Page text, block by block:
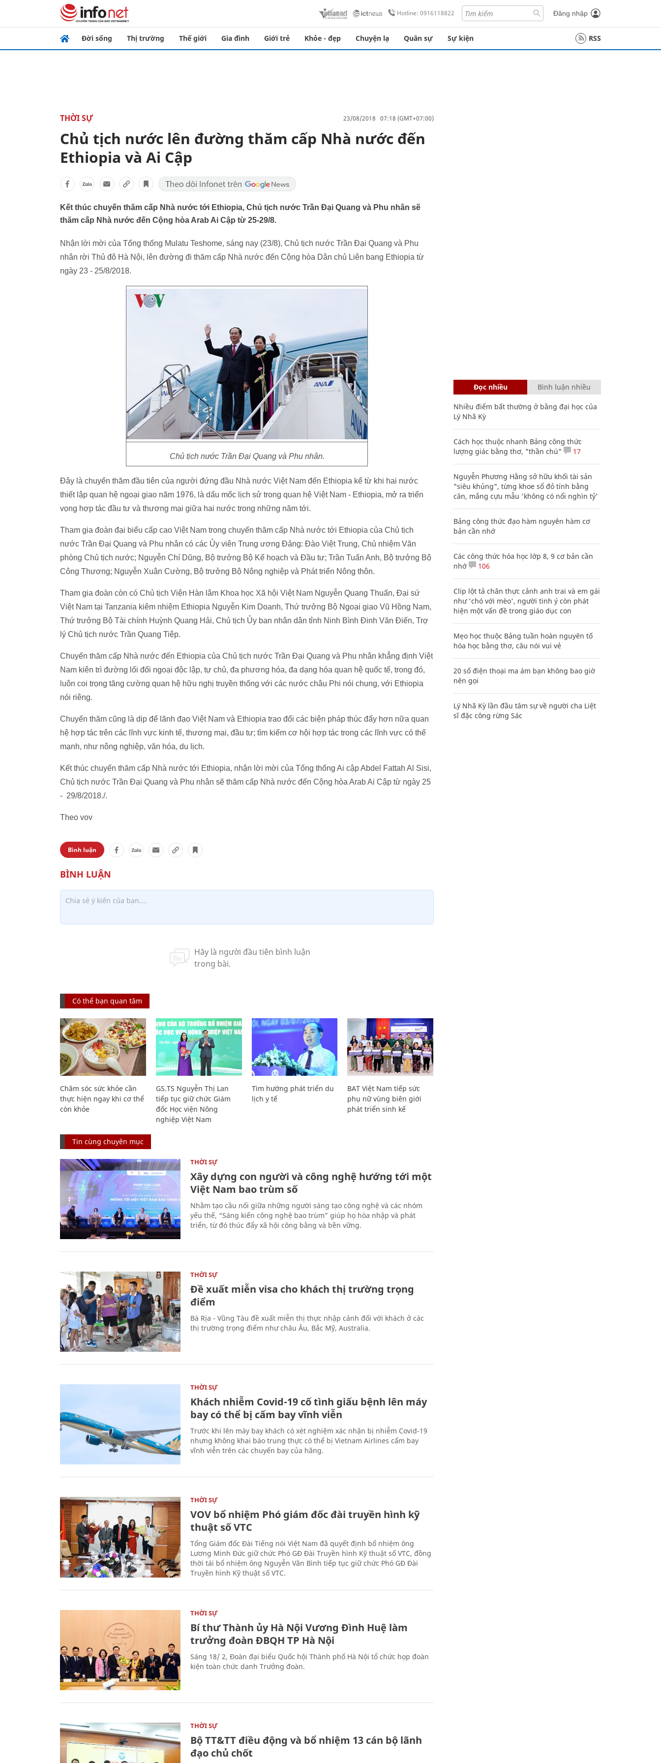
Hotline: 0916118822 Đăng nhập
Đời sống Thị trường Thế giới Gia đình Giới trẻ Khỏe - đẹp Chuyện lạ Quân sự Sự kiện RSS
THỜI SỰ 23/08/2018 07:18 (GMT+07:00)
Chủ tịch nước lên đường thăm cấp Nhà nước đến
Ethiopia và Ai Cập
Kết thúc chuyến thăm cấp Nhà nước tới Ethiopia, Chủ tịch nước Trần Đại Quang và Phu nhân sẽ
thăm cấp Nhà nước đến Cộng hòa Arab Ai Cập từ 25-29/8.
Nhận lời mời của Tổng thống Mulatu Teshome, sáng nay (23/8), Chủ tịch nước Trần Đại Quang và Phu
nhân rời Thủ đô Hà Nội, lên đường đi thăm cấp Nhà nước đến Cộng hòa Dân chủ Liên bang Ethiopia từ
ngày 23 - 25/8/2018.
Chủ tịch nước Trần Đại Quang và Phu nhân.
Đây là chuyến thăm đầu tiên của người đứng đầu Nhà nước Việt Nam đến Ethiopia kể từ khi hai nước
thiết lập quan hệ ngoại giao năm 1976, là dấu mốc lịch sử trong quan hệ Việt Nam - Ethiopia, mở ra triển
vọng hợp tác đầu tư và thương mại giữa hai nước trong những năm tới.
Tham gia đoàn đại biểu cấp cao Việt Nam trong chuyến thăm cấp Nhà nước tới Ethiopia của Chủ tịch
nước Trần Đại Quang và Phu nhân có các Ủy viên Trung ương Đảng: Đào Việt Trung, Chủ nhiệm Văn
phòng Chủ tịch nước; Nguyễn Chí Dũng, Bộ trưởng Bộ Kế hoạch và Đầu tư; Trần Tuấn Anh, Bộ trưởng Bộ
Công Thương; Nguyễn Xuân Cường, Bộ trưởng Bộ Nông nghiệp và Phát triển Nông thôn.
Tham gia đoàn còn có Chủ tịch Viện Hàn lâm Khoa học Xã hội Việt Nam Nguyễn Quang Thuấn, Đại sứ
Việt Nam tại Tanzania kiêm nhiệm Ethiopia Nguyễn Kim Doanh, Thứ trưởng Bộ Ngoại giao Vũ Hồng Nam,
Thứ trưởng Bộ Tài chính Huỳnh Quang Hải, Chủ tịch Ủy ban nhân dân tỉnh Ninh Bình Đinh Văn Điến, Trợ
lý Chủ tịch nước Trần Quang Tiệp.
Chuyến thăm cấp Nhà nước đến Ethiopia của Chủ tịch nước Trần Đại Quang và Phu nhân khẳng định Việt
Nam kiên trì đường lối đối ngoại độc lập, tự chủ, đa phương hóa, đa dạng hóa quan hệ quốc tế, trong đó,
luôn coi trọng tăng cường quan hệ hữu nghị truyền thống với các nước châu Phi nói chung, với Ethiopia
nói riêng.
Chuyến thăm cũng là dịp để lãnh đạo Việt Nam và Ethiopia trao đổi các biện pháp thúc đẩy hơn nữa quan
hệ hợp tác trên các lĩnh vực kinh tế, thương mại, đầu tư; tìm kiếm cơ hội hợp tác trong các lĩnh vực có thế
mạnh, như nông nghiệp, văn hóa, du lịch.
Kết thúc chuyến thăm cấp Nhà nước tới Ethiopia, nhận lời mời của Tổng thống Ai cập Abdel Fattah Al Sisi,
Chủ tịch nước Trần Đại Quang và Phu nhân sẽ thăm cấp Nhà nước đến Cộng hòa Arab Ai Cập từ ngày 25
- 29/8/2018./.
Theo vov
Bình luận
Có thể bạn quan tâm
Chăm sóc sức khỏe cần
thực hiện ngay khi cơ thể
còn khỏe
GS.TS Nguyễn Thị Lan
tiếp tục giữ chức Giám
đốc Học viện Nông
nghiệp Việt Nam
Tìm hướng phát triển du
lịch y tế
BAT Việt Nam tiếp sức
phụ nữ vùng biên giới
phát triển sinh kế
Tin cùng chuyên mục
THỜI SỰ
Xây dựng con người và công nghệ hướng tới một
Việt Nam bao trùm số
Nhằm tạo cầu nối giữa những người sáng tạo công nghệ và các nhóm
yếu thế, “Sáng kiến công nghệ bao trùm” giúp họ hòa nhập và phát
triển, từ đó thúc đẩy xã hội công bằng và bền vững.
THỜI SỰ
Đề xuất miễn visa cho khách thị trường trọng
điểm
Bà Rịa - Vũng Tàu đề xuất miễn thị thực nhập cảnh đối với khách ở các
thị trường trọng điểm như châu Âu, Bắc Mỹ, Australia.
THỜI SỰ
Khách nhiễm Covid-19 cố tình giấu bệnh lên máy
bay có thể bị cấm bay vĩnh viễn
Trước khi lên máy bay khách có xét nghiệm xác nhận bị nhiễm Covid-19
nhưng không khai báo trung thực có thể bị Vietnam Airlines cấm bay
vĩnh viễn trên các chuyến bay của hãng.
THỜI SỰ
VOV bổ nhiệm Phó giám đốc đài truyền hình kỹ
thuật số VTC
Tổng Giám đốc Đài Tiếng nói Việt Nam đã quyết định bổ nhiệm ông
Lương Minh Đức giữ chức Phó GĐ Đài Truyền hình Kỹ thuật số VTC, đồng
thời tái bổ nhiệm ông Nguyễn Văn Bình tiếp tục giữ chức Phó GĐ Đài
Truyền hình Kỹ thuật số VTC.
THỜI SỰ
Bí thư Thành ủy Hà Nội Vương Đình Huệ làm
trưởng đoàn ĐBQH TP Hà Nội
Sáng 18/ 2, Đoàn đại biểu Quốc hội Thành phố Hà Nội tổ chức họp đoàn
kiện toàn chức danh Trưởng đoàn.
THỜI SỰ
Bộ TT&TT điều động và bổ nhiệm 13 cán bộ lãnh
đạo chủ chốt
Đọc nhiều Bình luận nhiều
Nhiều điểm bất thường ở bằng đại học của
Lý Nhã Kỳ
Cách học thuộc nhanh Bảng công thức
lượng giác bằng thơ, "thần chú"
17
Nguyễn Phương Hằng sở hữu khối tài sản
"siêu khủng", từng khoe sổ đỏ tính bằng
cân, mắng cựu mẫu 'không có nổi nghìn tỷ'
Bảng công thức đạo hàm nguyên hàm cơ
bản cần nhớ
Các công thức hóa học lớp 8, 9 cơ bản cần
nhớ
106
Clip lột tả chân thực cảnh anh trai và em gái
như 'chó với mèo', người tinh ý còn phát
hiện một vấn đề trong giáo dục con
Mẹo học thuộc Bảng tuần hoàn nguyên tố
hóa học bằng thơ, câu nói vui vẻ
20 số điện thoại ma ám bạn không bao giờ
nên gọi
Lý Nhã Kỳ lần đầu tâm sự về người cha Liệt
sĩ đặc công rừng Sác